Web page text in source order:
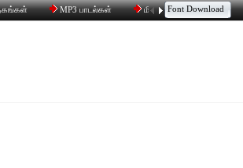
MP3 பாடல்கள் மின்னஞ்சல் திரட்டி
Font Download